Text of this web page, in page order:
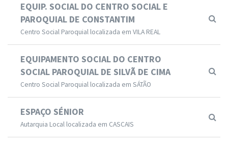
EQUIP. SOCIAL DO CENTRO SOCIAL E
PAROQUIAL DE CONSTANTIM
Centro Social Paroquial localizada em VILA REAL
EQUIPAMENTO SOCIAL DO CENTRO
SOCIAL PAROQUIAL DE SILVÃ DE CIMA
Centro Social Paroquial localizada em SÁTÃO
ESPAÇO SÉNIOR
Autarquia Local localizada em CASCAIS